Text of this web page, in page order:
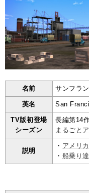
名前 サンフラ
英名 San
TV版初登場
シーズン
長編第14
まるごと
説明
・ アメリカ
・ 船乗り